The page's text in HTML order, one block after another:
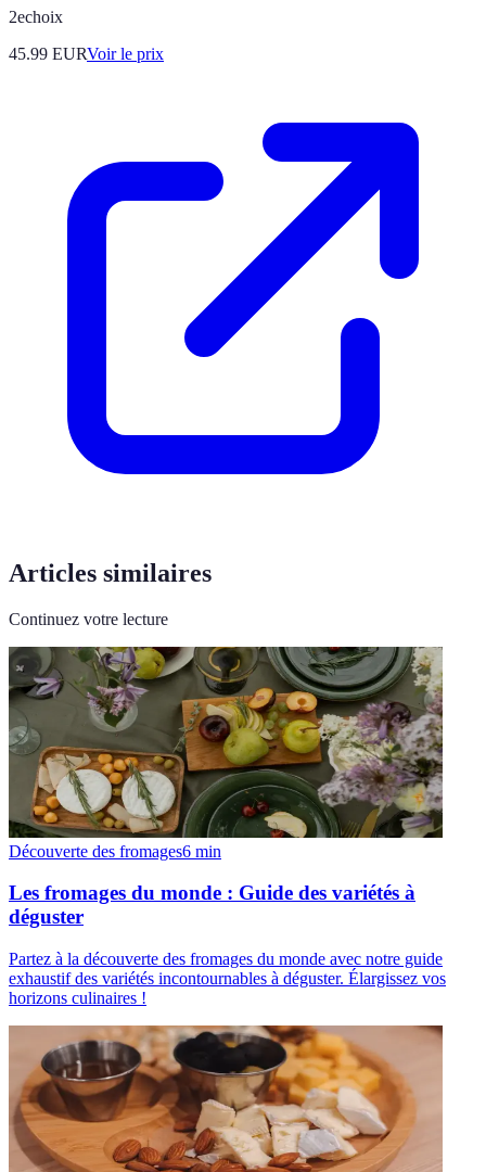
2echoix
45.99 EURVoir le prix
Articles similaires
Continuez votre lecture
Découverte des fromages6 min
Les fromages du monde : Guide des variétés à
déguster
Partez à la découverte des fromages du monde avec notre guide
exhaustif des variétés incontournables à déguster. Élargissez vos
horizons culinaires !